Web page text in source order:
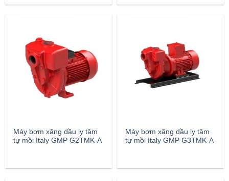
Máy bơm xăng dầu ly tâm
tự mồi Italy GMP G2TMK-A
Máy bơm xăng dầu ly tâm
tự mồi Italy GMP G3TMK-A